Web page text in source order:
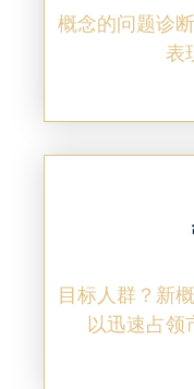
概念的问题诊
表
目标人群？新
以迅速占领